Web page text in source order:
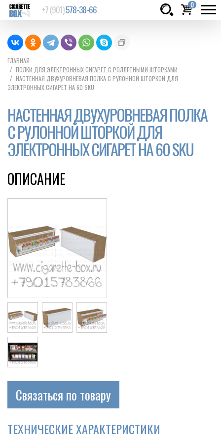
+7 (901)578-38-66 0
руб.
ГЛАВНАЯ
ПОЛКИ ДЛЯ ЭЛЕКТРОННЫХ СИГАРЕТ С РОЛЛЕТНЫМИ ШТОРКАМИ
НАСТЕННАЯ ДВУХУРОВНЕВАЯ ПОЛКА С РУЛОННОЙ ШТОРКОЙ ДЛЯ
ЭЛЕКТРОННЫХ СИГАРЕТ НА 60 SKU
НАСТЕННАЯ ДВУХУРОВНЕВАЯ ПОЛКА
С РУЛОННОЙ ШТОРКОЙ ДЛЯ
ЭЛЕКТРОННЫХ СИГАРЕТ НА 60 SKU
ОПИСАНИЕ
Связаться по товару
ТЕХНИЧЕСКИЕ ХАРАКТЕРИСТИКИ